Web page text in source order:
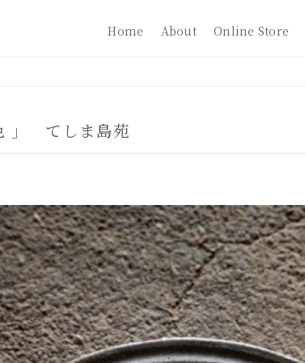
Home About Online Store
」 てしま島苑